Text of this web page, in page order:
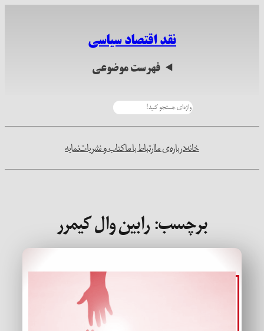
نقد اقتصاد سیاسی
فهرست موضوعی
خانهدرباره‌ی ماارتباط با ماکتاب و نشریاتنمایه
برچسب:رابین وال کیمرر